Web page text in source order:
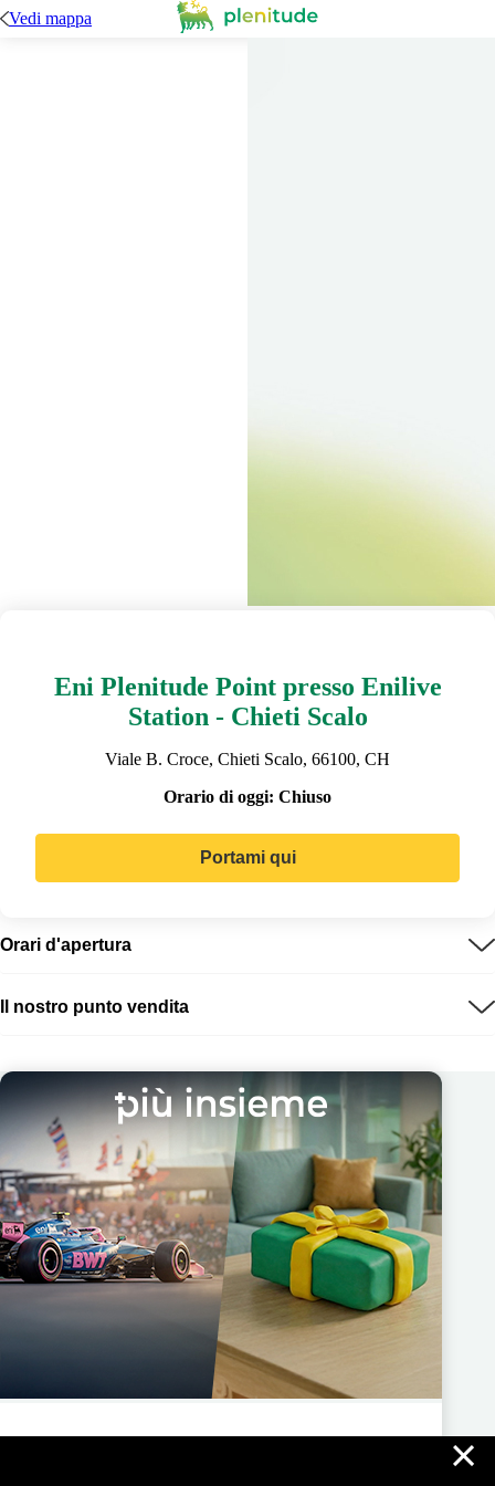
×
Vedi mappa
Eni Plenitude Point presso Enilive
Station - Chieti Scalo
Viale B. Croce, Chieti Scalo, 66100, CH
Orario di oggi: Chiuso
Portami qui
Orari d'apertura
Il nostro punto vendita